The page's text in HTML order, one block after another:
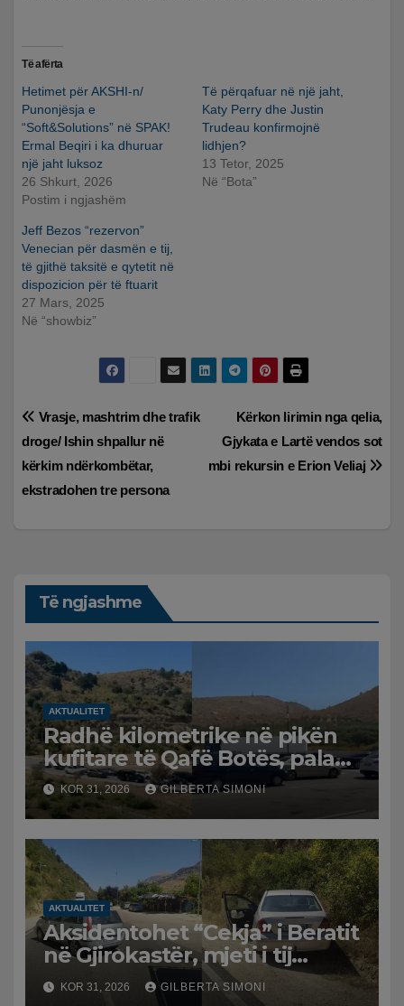
Të afërta
Hetimet për AKSHI-n/
Punonjësja e
“Soft&Solutions” në SPAK!
Ermal Beqiri i ka dhuruar
një jaht luksoz
26 Shkurt, 2026
Postim i ngjashëm
Të përqafuar në një jaht,
Katy Perry dhe Justin
Trudeau konfirmojnë
lidhjen?
13 Tetor, 2025
Në “Bota”
Jeff Bezos “rezervon”
Venecian për dasmën e tij,
të gjithë taksitë e qytetit në
dispozicion për të ftuarit
27 Mars, 2025
Në “showbiz”
Lëvizje
te
postimet
Kërkon lirimin nga qelia,
Gjykata e Lartë vendos sot
mbi rekursin e Erion Veliaj
Vrasje, mashtrim dhe trafik
droge/ Ishin shpallur në
kërkim ndërkombëtar,
ekstradohen tre persona
Të ngjashme
AKTUALITET
Radhë kilometrike në pikën
kufitare të Qafë Botës, pala
greke raporton defekt në
sistem, qytetarët mbeten të
bllokuar
KOR 31, 2026 GILBERTA SIMONI
AKTUALITET
Aksidentohet “Cekja” i Beratit
në Gjirokastër, mjeti i tij
përplaset me atë të klerikut
bektashian
KOR 31, 2026 GILBERTA SIMONI